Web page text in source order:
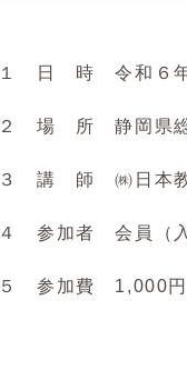
１ 日 時 令和６年
２ 場 所 静岡県総
３ 講 師 ㈱日本教
４ 参加者 会員（入
５ 参加費 1,000円